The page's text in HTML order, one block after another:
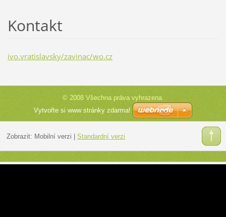
Kontakt
ivo.vratislavsky/zavinac/wo.cz
© 2008 Všechna práva vyhrazena.
Vytvořte si www stránky zdarma!
Zobrazit: Mobilní verzi Standardní verzi